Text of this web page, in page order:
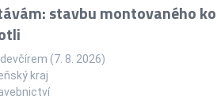
stavbu montovaného
(7. 8. 2026)
kraj